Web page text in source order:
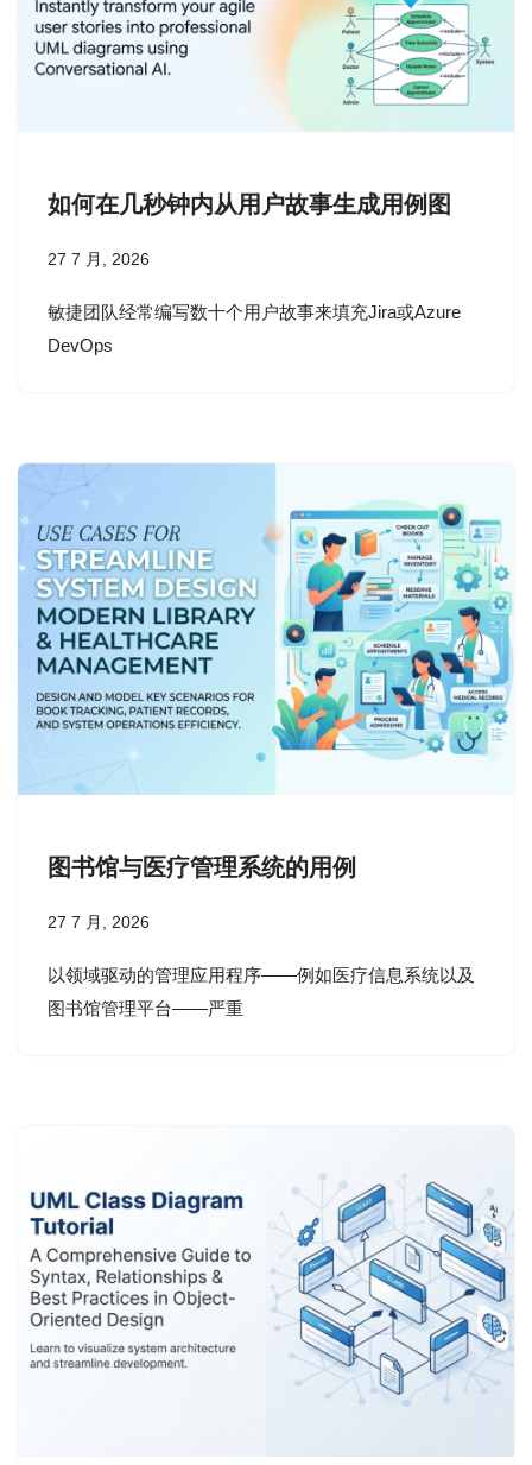
如何在几秒钟内从用户故事生成用例图
27 7 月, 2026
敏捷团队经常编写数十个用户故事来填充Jira或Azure
DevOps
图书馆与医疗管理系统的用例
27 7 月, 2026
以领域驱动的管理应用程序——例如医疗信息系统以及
图书馆管理平台——严重